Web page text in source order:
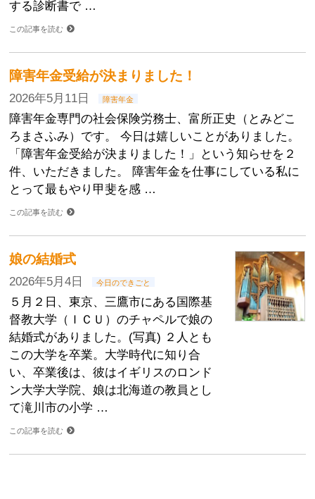
する診断書で …
この記事を読む
障害年金受給が決まりました！
2026年5月11日 障害年金
障害年金専門の社会保険労務士、富所正史（とみどこ
ろまさふみ）です。 今日は嬉しいことがありました。
「障害年金受給が決まりました！」という知らせを２
件、いただきました。 障害年金を仕事にしている私に
とって最もやり甲斐を感 …
この記事を読む
娘の結婚式
2026年5月4日 今日のできごと
５月２日、東京、三鷹市にある国際基
督教大学（ＩＣＵ）のチャペルで娘の
結婚式がありました。(写真) ２人とも
この大学を卒業。大学時代に知り合
い、卒業後は、彼はイギリスのロンド
ン大学大学院、娘は北海道の教員とし
て滝川市の小学 …
この記事を読む